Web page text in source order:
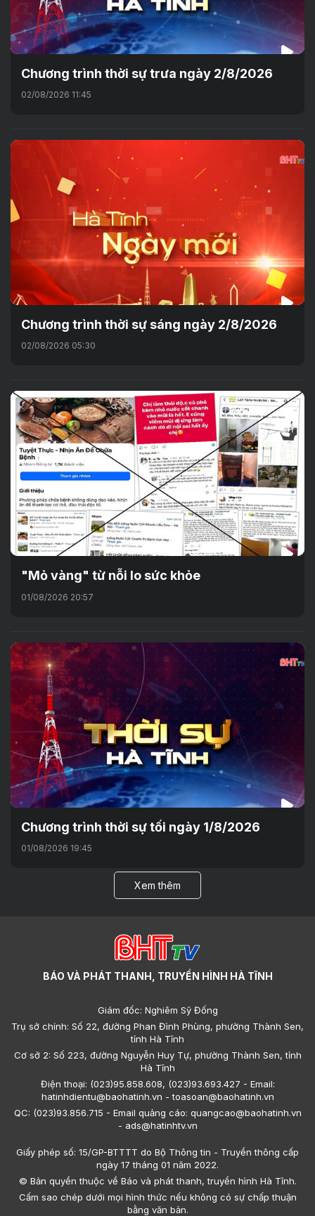
Chương trình thời sự trưa ngày 2/8/2026
02/08/2026 11:45
Chương trình thời sự sáng ngày 2/8/2026
02/08/2026 05:30
"Mỏ vàng" từ nỗi lo sức khỏe
01/08/2026 20:57
Chương trình thời sự tối ngày 1/8/2026
01/08/2026 19:45
Xem thêm
BÁO VÀ PHÁT THANH, TRUYỀN HÌNH HÀ TĨNH
Giám đốc: Nghiêm Sỹ Đống
Trụ sở chính: Số 22, đường Phan Đình Phùng, phường Thành Sen,
tỉnh Hà Tĩnh
Cơ sở 2: Số 223, đường Nguyễn Huy Tự, phường Thành Sen, tỉnh
Hà Tĩnh
Điện thoại: (023)95.858.608, (023)93.693.427 - Email:
hatinhdientu@baohatinh.vn - toasoan@baohatinh.vn
QC: (023)93.856.715 - Email quảng cáo: quangcao@baohatinh.vn
- ads@hatinhtv.vn
Giấy phép số: 15/GP-BTTTT do Bộ Thông tin - Truyền thông cấp
ngày 17 tháng 01 năm 2022.
© Bản quyền thuộc về Báo và phát thanh, truyền hình Hà Tĩnh.
Cấm sao chép dưới mọi hình thức nếu không có sự chấp thuận
bằng văn bản.